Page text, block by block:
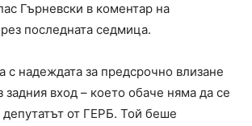
Гърневски в коментар на
последната седмица.
с надеждата за предсрочно влизане
задния вход – което обаче няма да се
депутатът от ГЕРБ. Той беше